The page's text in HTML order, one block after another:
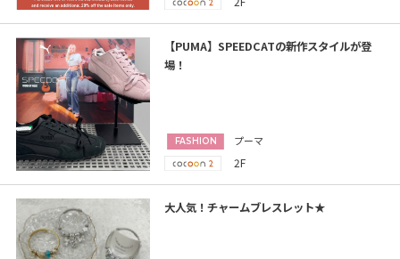
【PUMA】SPEEDCATの新作スタイルが登
場！
FASHION プーマ
2F
大人気！チャームブレスレット★